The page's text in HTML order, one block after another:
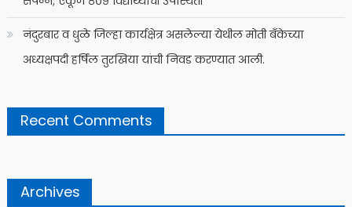
नंदुरबार व धुळे जिल्हा कार्यक्षेत्र असलेल्या येथील मोती बँकेच्या
अध्यक्षपदी हर्षिल तुरखिया यांची निवड करण्यात आली.
Recent Comments
Archives